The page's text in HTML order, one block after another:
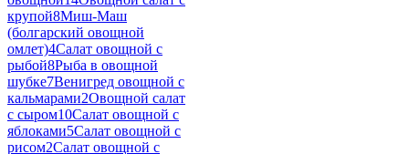
крупой8Миш-Маш
(болгарский овощной
омлет)4Салат овощной с
рыбой8Рыба в овощной
шубке7Венигред овощной с
кальмарами2Овощной салат
с сыром10Салат овощной с
яблоками5Салат овощной с
рисом2Салат овощной с